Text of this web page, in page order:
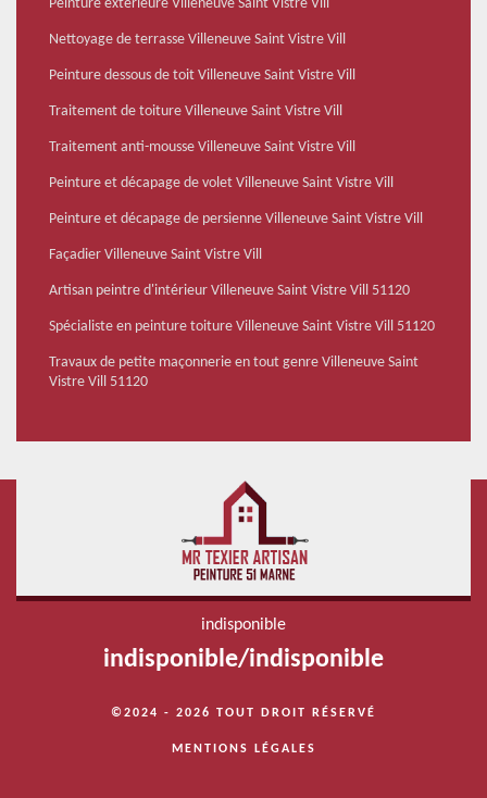
Peinture extérieure Villeneuve Saint Vistre Vill
Nettoyage de terrasse Villeneuve Saint Vistre Vill
Peinture dessous de toit Villeneuve Saint Vistre Vill
Traitement de toiture Villeneuve Saint Vistre Vill
Traitement anti-mousse Villeneuve Saint Vistre Vill
Peinture et décapage de volet Villeneuve Saint Vistre Vill
Peinture et décapage de persienne Villeneuve Saint Vistre Vill
Façadier Villeneuve Saint Vistre Vill
Artisan peintre d'intérieur Villeneuve Saint Vistre Vill 51120
Spécialiste en peinture toiture Villeneuve Saint Vistre Vill 51120
Travaux de petite maçonnerie en tout genre Villeneuve Saint
Vistre Vill 51120
indisponible
indisponible/indisponible
©2024 - 2026 TOUT DROIT RÉSERVÉ
MENTIONS LÉGALES